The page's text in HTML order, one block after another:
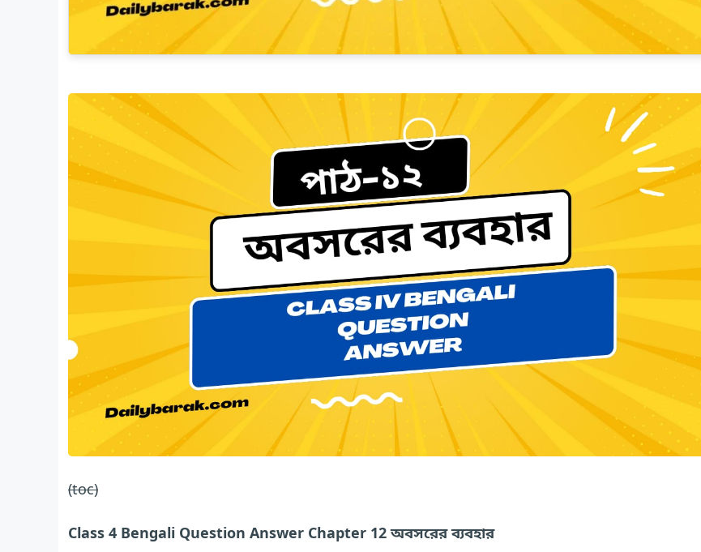
(toc)
Class 4 Bengali Question Answer Chapter 12 অবসরের ব্যবহার